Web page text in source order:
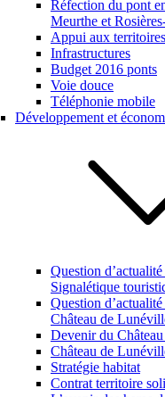
Réfection du pont
Meurthe et
Appui aux territoires
Infrastructures
Budget 2016 ponts
Voie douce
Téléphonie mobile
Développement et
Question
Signalétique
Question
Château de
Devenir du
Château de
Stratégie habitat
Contrat territoire